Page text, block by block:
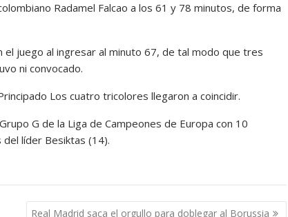
Radamel Falcao a los 61 y 78 minutos, de forma
el juego al ingresar al minuto 67, de tal modo que tres
ni convocado.
Los cuatro tricolores llegaron a coincidir.
G de la Liga de Campeones de Europa con 10
líder Besiktas (14).
Real Madrid saca el orgullo para doblegar al Borussia